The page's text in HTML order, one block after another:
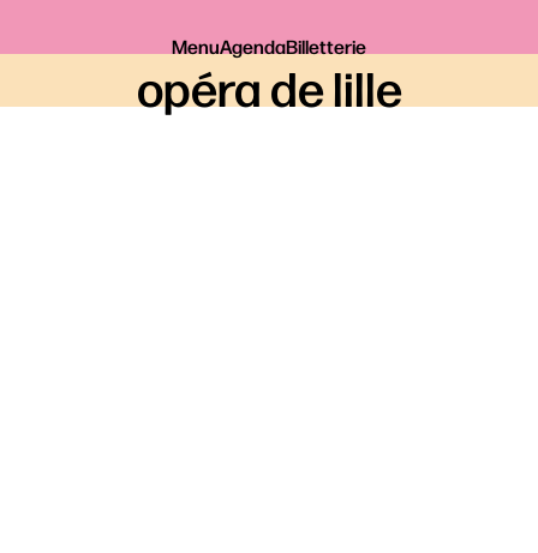
MenuAgendaBilletterie
opéra de lille